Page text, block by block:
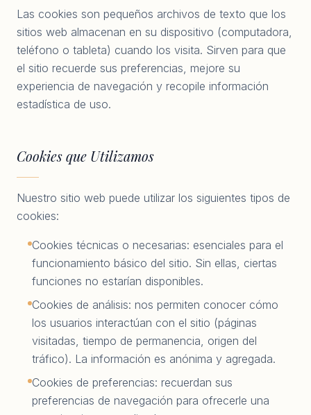
Las cookies son pequeños archivos de texto que los
sitios web almacenan en su dispositivo (computadora,
teléfono o tableta) cuando los visita. Sirven para que
el sitio recuerde sus preferencias, mejore su
experiencia de navegación y recopile información
estadística de uso.
Cookies que Utilizamos
Nuestro sitio web puede utilizar los siguientes tipos de
cookies:
Cookies técnicas o necesarias: esenciales para el
funcionamiento básico del sitio. Sin ellas, ciertas
funciones no estarían disponibles.
Cookies de análisis: nos permiten conocer cómo
los usuarios interactúan con el sitio (páginas
visitadas, tiempo de permanencia, origen del
tráfico). La información es anónima y agregada.
Cookies de preferencias: recuerdan sus
preferencias de navegación para ofrecerle una